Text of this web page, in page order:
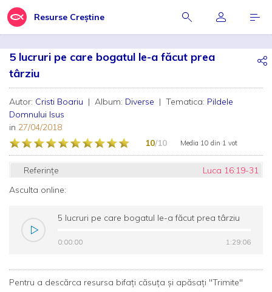
Resurse Creștine
5 lucruri pe care bogatul le-a făcut prea
târziu
Autor: Cristi Boariu | Album: Diverse | Tematica: Pildele
Domnului Isus
in 27/04/2018
10/10 Media 10 din 1 vot
Referințe
Luca 16:19-31
Asculta online:
5 lucruri pe care bogatul le-a făcut prea târziu
0:00:00 1:29:06
0:00:00 1:29:06
Pentru a descărca resursa bifați căsuța și apăsați "Trimite"